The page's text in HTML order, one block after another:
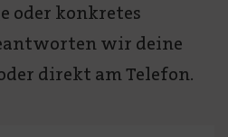
oder konkretes
wir deine
direkt am Telefon.